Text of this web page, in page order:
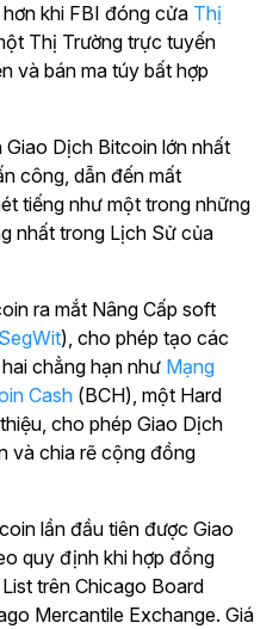
khi FBI đóng cửa Thị
Thị Trường trực tuyến
và bán ma túy bất hợp
Dịch Bitcoin lớn nhất
công, dẫn đến mất
tiếng như một trong những
nhất trong Lịch Sử của
ra mắt Nâng Cấp soft
SegWit), cho phép tạo các
chẳng hạn như Mạng
Cash (BCH), một Hard
cho phép Giao Dịch
và chia rẽ cộng đồng
lần đầu tiên được Giao
quy định khi hợp đồng
trên Chicago Board
Mercantile Exchange. Giá